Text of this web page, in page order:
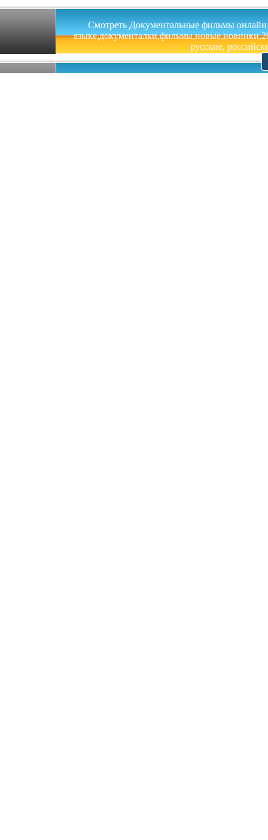
Смотреть Документальные фильмы онлайн
русские,